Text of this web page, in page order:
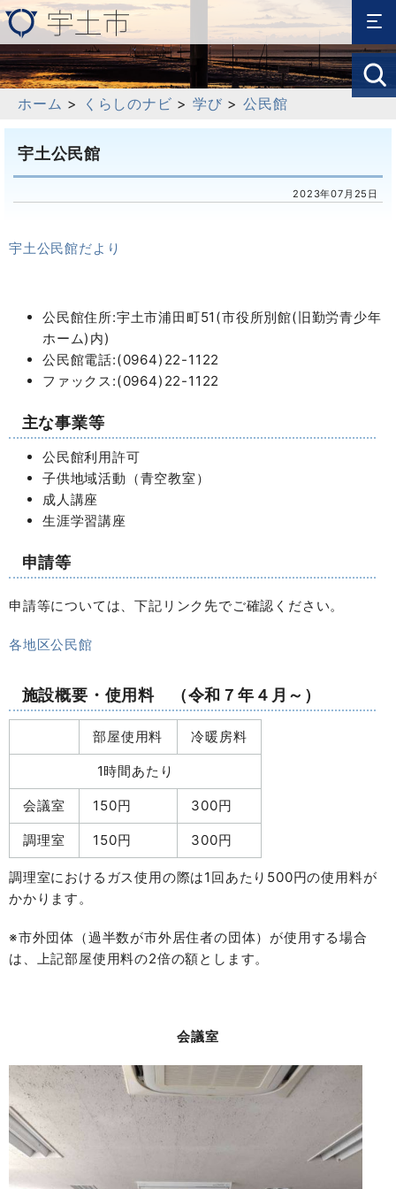
ホーム > くらしのナビ >学び >公民館
宇土公民館
2023年07月25日
宇土公民館だより
公民館住所:宇土市浦田町51(市役所別館(旧勤労青少年
ホーム)内)
公民館電話:(0964)22-1122
ファックス:(0964)22-1122
主な事業等
公民館利用許可
子供地域活動（青空教室）
成人講座
生涯学習講座
申請等
申請等については、下記リンク先でご確認ください。
各地区公民館
施設概要・使用料 （令和７年４月～）
部屋使用料 冷暖房料
1時間あたり
会議室 150円 300円
調理室 150円 300円
調理室におけるガス使用の際は1回あたり500円の使用料が
かかります。
※市外団体（過半数が市外居住者の団体）が使用する場合
は、上記部屋使用料の2倍の額とします。
会議室